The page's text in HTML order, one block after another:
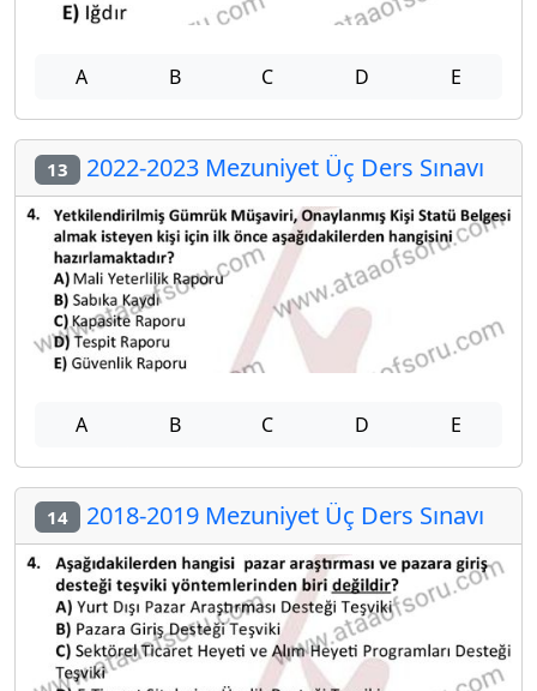
A B C D E
13 2022-2023 Mezuniyet Üç Ders Sınavı
A B C D E
14 2018-2019 Mezuniyet Üç Ders Sınavı